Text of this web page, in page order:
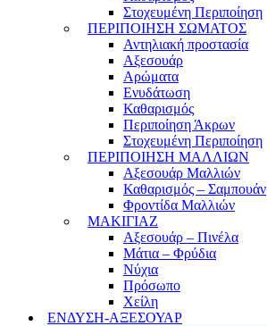
Στοχευμένη Περιποίηση
ΠΕΡΙΠΟΙΗΣΗ ΣΩΜΑΤΟΣ
Αντηλιακή προστασία
Αξεσουάρ
Αρώματα
Ενυδάτωση
Καθαρισμός
Περιποίηση Άκρων
Στοχευμένη Περιποίηση
ΠΕΡΙΠΟΙΗΣΗ ΜΑΛΛΙΩΝ
Αξεσουάρ Μαλλιών
Καθαρισμός – Σαμπουάν
Φροντίδα Μαλλιών
ΜΑΚΙΓΙΑΖ
Αξεσουάρ – Πινέλα
Μάτια – Φρύδια
Νύχια
Πρόσωπο
Χείλη
ΕΝΔΥΣΗ-ΑΞΕΣΟΥΑΡ